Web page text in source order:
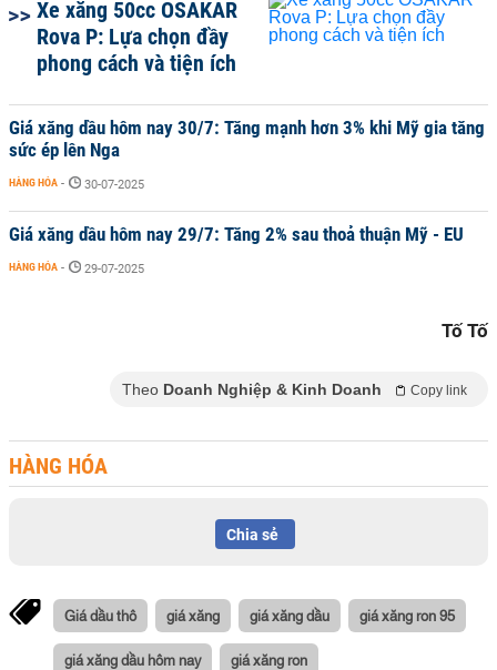
Xe xăng 50cc OSAKAR
Rova P: Lựa chọn đầy
phong cách và tiện ích
Giá xăng dầu hôm nay 30/7: Tăng mạnh hơn 3% khi Mỹ gia tăng
sức ép lên Nga
HÀNG HÓA - 30-07-2025
Giá xăng dầu hôm nay 29/7: Tăng 2% sau thoả thuận Mỹ - EU
HÀNG HÓA - 29-07-2025
Tố Tố
Theo Doanh Nghiệp & Kinh Doanh Copy link
HÀNG HÓA
Chia sẻ
Giá dầu thô giá xăng giá xăng dầu giá xăng ron 95
giá xăng dầu hôm nay giá xăng ron